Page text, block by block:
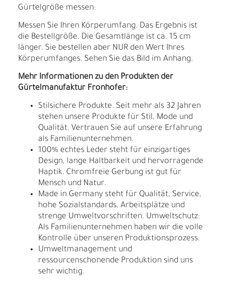
Gürtelgröße messen:
Messen Sie Ihren Körperumfang. Das Ergebnis ist
die Bestellgröße. Die Gesamtlänge ist ca. 15 cm
länger. Sie bestellen aber NUR den Wert Ihres
Körperumfanges. Sehen Sie das Bild im Anhang.
Mehr Informationen zu den Produkten der
Gürtelmanufaktur Fronhofer:
Stilsichere Produkte. Seit mehr als 32 Jahren
stehen unsere Produkte für Stil, Mode und
Qualität. Vertrauen Sie auf unsere Erfahrung
als Familienunternehmen.
100% echtes Leder steht für einzigartiges
Design, lange Haltbarkeit und hervorragende
Haptik. Chromfreie Gerbung ist gut für
Mensch und Natur.
Made in Germany steht für Qualität, Service,
hohe Sozialstandards, Arbeitsplätze und
strenge Umweltvorschriften. Umweltschutz:
Als Familienunternehmen haben wir die volle
Kontrolle über unseren Produktionsprozess.
Umweltmanagement und
ressourcenschonende Produktion sind uns
sehr wichtig.